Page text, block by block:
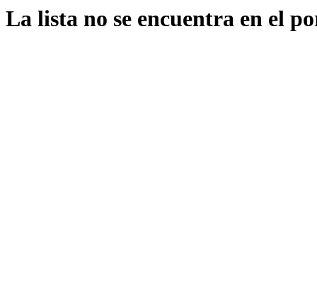
La lista no se encuentra en el